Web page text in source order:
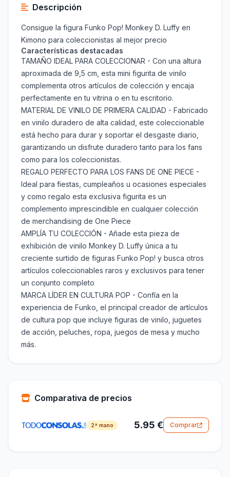
Descripción
Consigue la figura Funko Pop! Monkey D. Luffy en
Kimono para coleccionistas al mejor precio
Características destacadas
TAMAÑO IDEAL PARA COLECCIONAR - Con una altura
aproximada de 9,5 cm, esta mini figurita de vinilo
complementa otros artículos de colección y encaja
perfectamente en tu vitrina o en tu escritorio.
MATERIAL DE VINILO DE PRIMERA CALIDAD - Fabricado
en vinilo duradero de alta calidad, este coleccionable
está hecho para durar y soportar el desgaste diario,
garantizando un disfrute duradero tanto para los fans
como para los coleccionistas.
REGALO PERFECTO PARA LOS FANS DE ONE PIECE -
Ideal para fiestas, cumpleaños u ocasiones especiales
y como regalo esta exclusiva figurita es un
complemento imprescindible en cualquier colección
de merchandising de One Piece
AMPLÍA TU COLECCIÓN - Añade esta pieza de
exhibición de vinilo Monkey D. Luffy única a tu
creciente surtido de figuras Funko Pop! y busca otros
artículos coleccionables raros y exclusivos para tener
un conjunto completo
MARCA LÍDER EN CULTURA POP - Confía en la
experiencia de Funko, el principal creador de artículos
de cultura pop que incluye figuras de vinilo, juguetes
de acción, peluches, ropa, juegos de mesa y mucho
más.
Comparativa de precios
2ª mano 5.95 € Comprar